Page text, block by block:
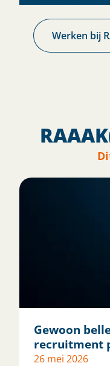
Werken bij
Gewoon
recruitment
26 mei 2026